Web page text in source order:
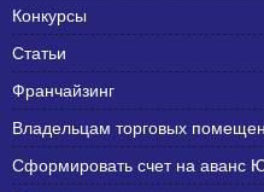
Конкурсы
Статьи
Франчайзинг
Владельцам торговых
Сформировать счет на аванс